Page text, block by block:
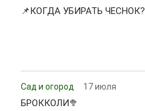
📌КОГДА УБИРАТЬ ЧЕСНОК?
Сад и огород 17 июля
БРОККОЛИ🥦